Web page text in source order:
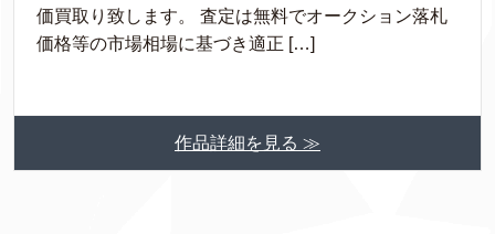
価買取り致します。 査定は無料でオークション落札
価格等の市場相場に基づき適正 […]
作品詳細を見る ≫